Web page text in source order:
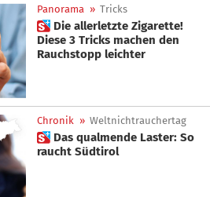
Panorama » Tricks
 Die allerletzte Zigarette!
Diese 3 Tricks machen den
Rauchstopp leichter
Chronik » Weltnichtrauchertag
 Das qualmende Laster: So
raucht Südtirol